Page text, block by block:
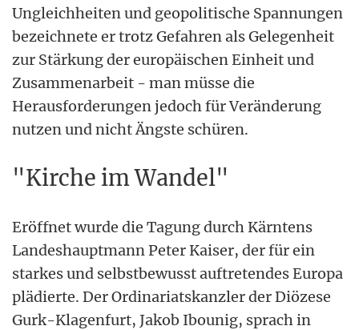
Ungleichheiten und geopolitische Spannungen
bezeichnete er trotz Gefahren als Gelegenheit
zur Stärkung der europäischen Einheit und
Zusammenarbeit - man müsse die
Herausforderungen jedoch für Veränderung
nutzen und nicht Ängste schüren.
"Kirche im Wandel"
Eröffnet wurde die Tagung durch Kärntens
Landeshauptmann Peter Kaiser, der für ein
starkes und selbstbewusst auftretendes Europa
plädierte. Der Ordinariatskanzler der Diözese
Gurk-Klagenfurt, Jakob Ibounig, sprach in